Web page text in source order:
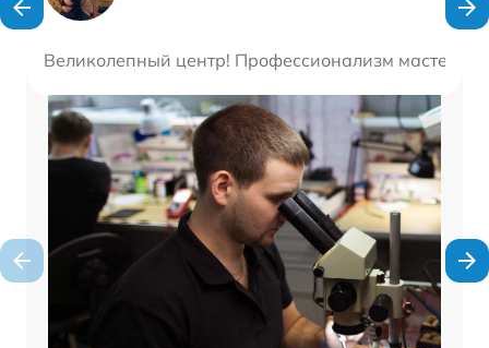
Великолепный центр! Профессионализм мастеров